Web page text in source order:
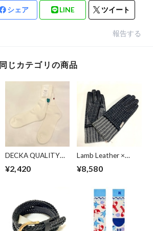
シェア LINE ツイート
報告する
同じカテゴリの商品
DECKA QUALITY
SOCKS BY BRÚ NA
BÓINNE Pile Socks
¥2,420
Lamb Leather ×
Harris Tweed
Combination
¥8,580